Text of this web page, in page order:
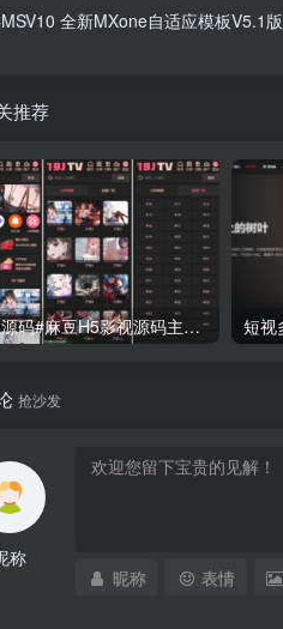
全新MXone自适应模板V5.1版
推荐
麻豆源码#麻豆H5影视源码主题模版下载 苹果CMS V10版
抢沙发
称
昵称 表情